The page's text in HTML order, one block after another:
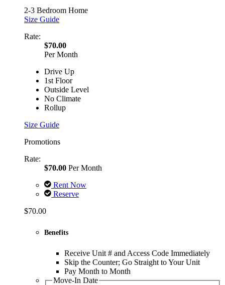
2-3 Bedroom Home
Size Guide
Rate:
$70.00
Per Month
Drive Up
1st Floor
Outside Level
No Climate
Rollup
Size Guide
Promotions
Rate:
$70.00 Per Month
Rent Now
Reserve
$70.00
Benefits
Receive Unit # and Access Code Immediately
Skip the Counter; Go Straight to Your Unit
Pay Month to Month
Move-In Date